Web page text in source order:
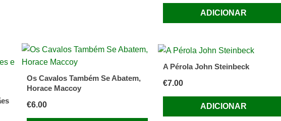
ADICIONAR
Os Cavalos Também Se Abatem,
Horace Maccoy
€6.00
A Pérola John Steinbeck
€7.00
ADICIONAR